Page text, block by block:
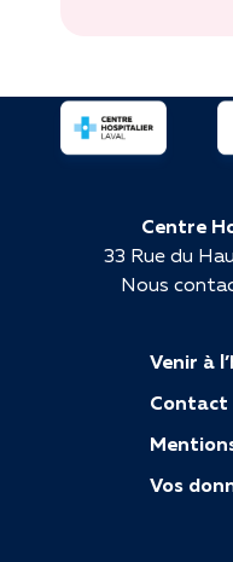
Centre
33 Rue du
Nous
Venir à
Contact
Vos